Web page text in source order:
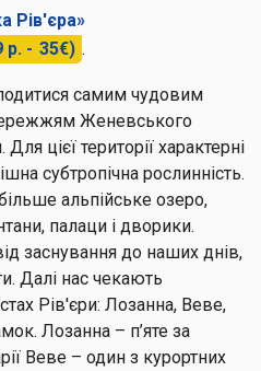
Рів'єра»
р. - 35€) .
самим чудовим
Женевського
цієї території характерні
субтропічна рослинність.
альпійське озеро,
палаци і дворики.
заснування до наших днів,
Далі нас чекають
Рів'єри: Лозанна, Веве,
Лозанна – п’яте за
Веве – один з курортних